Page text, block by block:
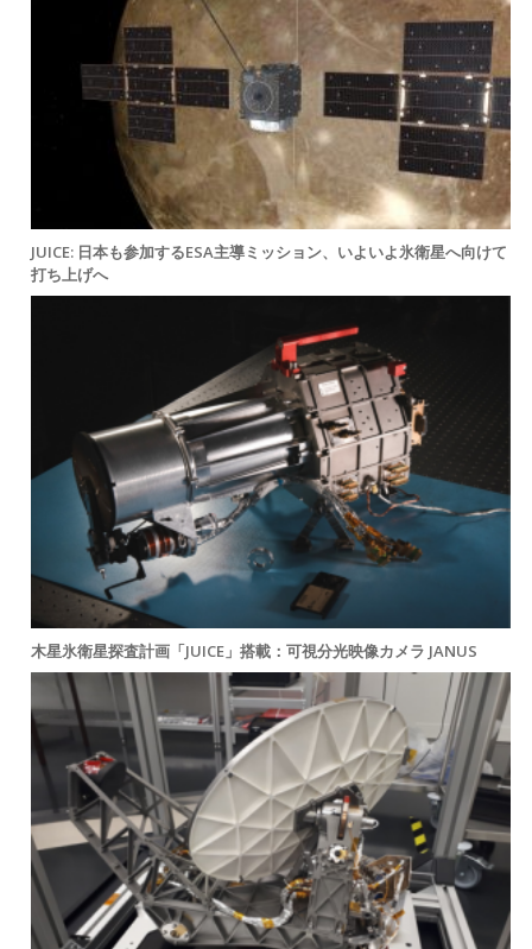
JUICE: 日本も参加するESA主導ミッション、いよいよ氷衛星へ向けて
打ち上げへ
木星氷衛星探査計画「JUICE」搭載：可視分光映像カメラ JANUS